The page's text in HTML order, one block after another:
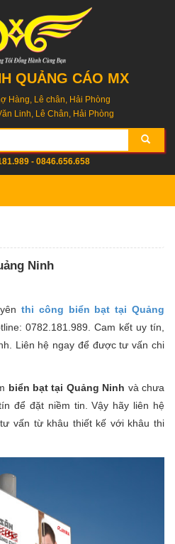
QUẢNG CÁO MX
Hàng, Lê chân, Hải Phòng
Linh, Lê Chân, Hải Phòng
- 0846.656.658
Ninh
thi công biển bạt tại Quảng
0782.181.989. Cam kết uy tín,
Liên hệ ngay để được tư vấn chi
biển bạt tại Quảng Ninh và chưa
để đặt niềm tin. Vậy hãy liên hệ
vấn từ khâu thiết kế với khâu thi